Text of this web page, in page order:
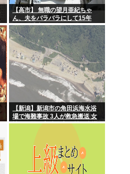
【高市】 無職の望月亜紀ちゃ
ん、夫をバラバラにして15年
間、冷凍庫で保存
【新潟】新潟市の角田浜海水浴
場で海難事故 3人が救急搬送 女
性と男児が心肺停止 男性は意識